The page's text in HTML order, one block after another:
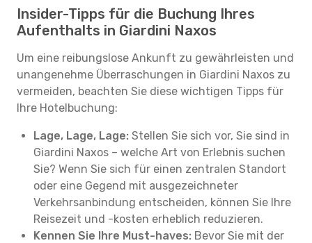
Insider-Tipps für die Buchung Ihres
Aufenthalts in Giardini Naxos
Um eine reibungslose Ankunft zu gewährleisten und
unangenehme Überraschungen in Giardini Naxos zu
vermeiden, beachten Sie diese wichtigen Tipps für
Ihre Hotelbuchung:
Lage, Lage, Lage: Stellen Sie sich vor, Sie sind in
Giardini Naxos – welche Art von Erlebnis suchen
Sie? Wenn Sie sich für einen zentralen Standort
oder eine Gegend mit ausgezeichneter
Verkehrsanbindung entscheiden, können Sie Ihre
Reisezeit und -kosten erheblich reduzieren.
Kennen Sie Ihre Must-haves: Bevor Sie mit der